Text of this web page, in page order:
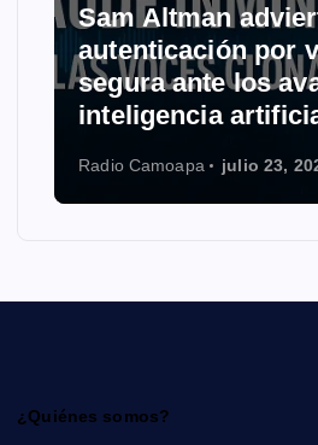
Sam Altman
autenticación por
segura ante los
inteligencia
Radio Camoapa julio 23,
¿Quiénes somos?